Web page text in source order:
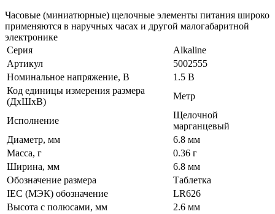
Часовые (миниатюрные) щелочные элементы питания широко
применяются в наручных часах и другой малогабаритной
электронике
Серия
Alkaline
Артикул
5002555
Номинальное напряжение, В
1.5 В
Код единицы измерения размера
(ДхШхВ)
Метр
Исполнение
Щелочной
марганцевый
Диаметр, мм
6.8 мм
Масса, г
0.36 г
Ширина, мм
6.8 мм
Обозначение размера
Таблетка
IEC (МЭК) обозначение
LR626
Высота с полюсами, мм
2.6 мм